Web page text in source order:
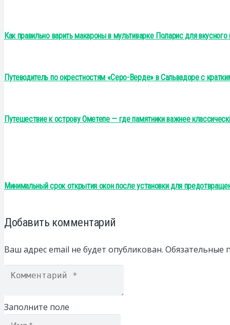
Как правильно варить макароны в мультиварке Поларис для вкусного
Путеводитель по окрестностям «Серо-Верде» в Сальвадоре с
Путешествие к острову Ометепе — где памятники важнее
Минимальный срок открытия окон после установки для
Добавить комментарий
Ваш адрес email не будет опубликован. Обязательные
Заполните поле